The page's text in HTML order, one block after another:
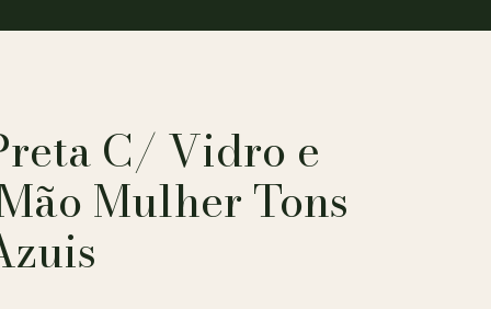
C/ Vidro e
Mulher Tons